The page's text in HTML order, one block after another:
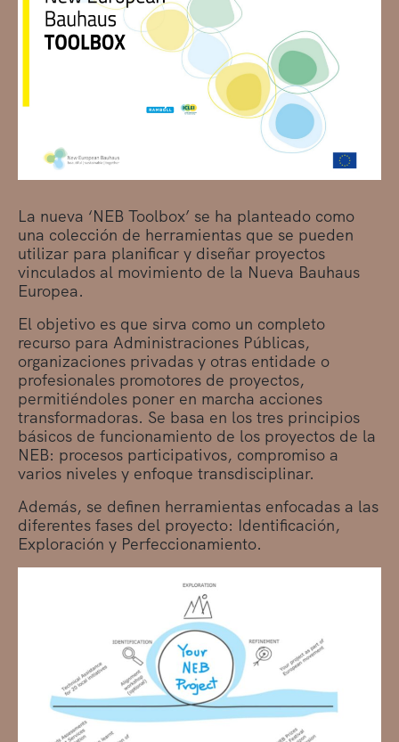
La nueva ‘NEB Toolbox’ se ha planteado como
una colección de herramientas que se pueden
utilizar para planificar y diseñar proyectos
vinculados al movimiento de la Nueva Bauhaus
Europea.
El objetivo es que sirva como un completo
recurso para Administraciones Públicas,
organizaciones privadas y otras entidade o
profesionales promotores de proyectos,
permitiéndoles poner en marcha acciones
transformadoras. Se basa en los tres principios
básicos de funcionamiento de los proyectos de la
NEB: procesos participativos, compromiso a
varios niveles y enfoque transdisciplinar.
Además, se definen herramientas enfocadas a las
diferentes fases del proyecto: Identificación,
Exploración y Perfeccionamiento.